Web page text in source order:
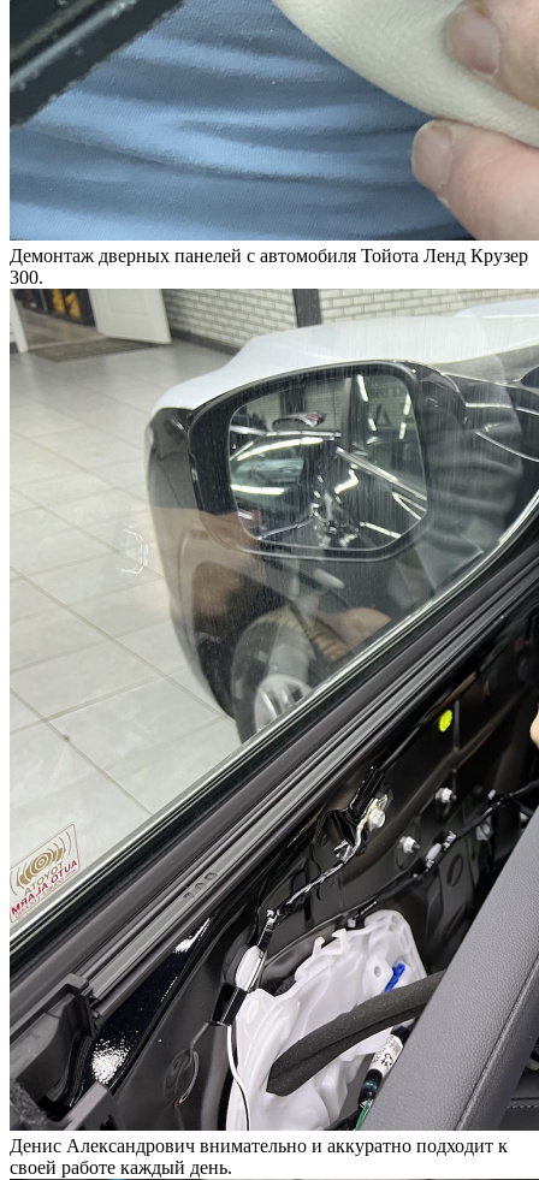
Демонтаж дверных панелей с автомобиля Тойота Ленд Крузер
300.
Денис Александрович внимательно и аккуратно подходит к
своей работе каждый день.